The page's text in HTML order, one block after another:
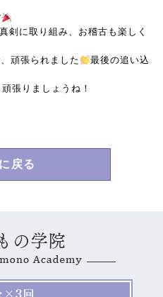
剣に取り組み、お稽古も楽しく
頑張られました
最後の追い込
張りましょうね！
戻る